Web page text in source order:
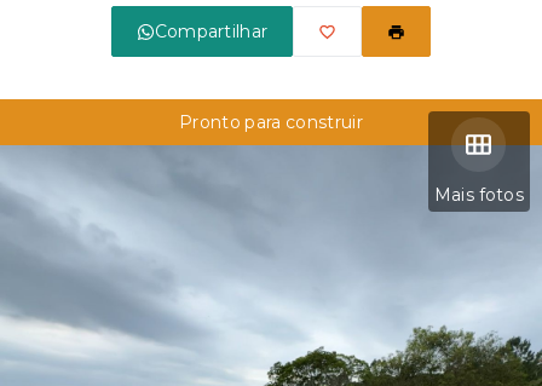
Compartilhar
Mais fotos
Pronto para construir